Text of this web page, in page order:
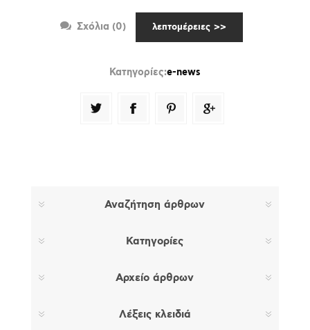
Σχόλια (0) λεπτομέρειες
Κατηγορίες:e-news
Αναζήτηση άρθρων
Κατηγορίες
Αρχείο άρθρων
Λέξεις κλειδιά